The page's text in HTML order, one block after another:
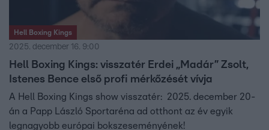
Hell Boxing Kings
2025. december 16. 9:00
Hell Boxing Kings: visszatér Erdei „Madár” Zsolt,
Istenes Bence első profi mérkőzését vívja
A Hell Boxing Kings show visszatér: 2025. december 20-
án a Papp László Sportaréna ad otthont az év egyik
legnagyobb európai bokszeseményének!